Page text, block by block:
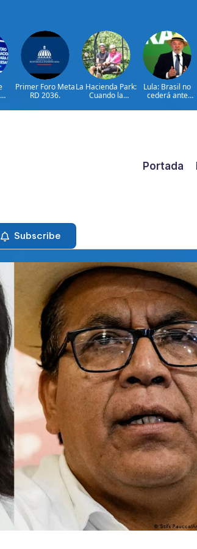
Primer Foro Meta
RD 2036.
La Hacienda Park:
Cuando la
la historia del
Lula: Brasil no
cederá ante
extranjeras
Portada
Subscribe